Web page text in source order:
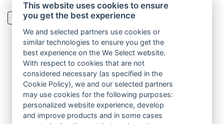
Vi vill att du ska känna dig trygg med hur vi hanterar
dina personuppgifter. Ta del av vårpolicy
att du läst den innan du skickar din ansökan.
Ansök nu
This website uses cookies to ensure
you get the best experience
We and selected partners use cookies or
similar technologies to ensure you get the
best experience on the We Select website.
With respect to cookies that are not
considered necessary (as specified in the
Cookie Policy), we and our selected partners
may use cookies for the following purposes:
personalized website experience, develop
and improve products and in some cases